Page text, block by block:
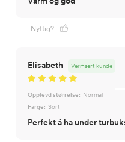
Nyttig?
Elisabeth Verifisert kunde
Opplevd størrelse: Normal
Farge: Sort
Perfekt å ha under